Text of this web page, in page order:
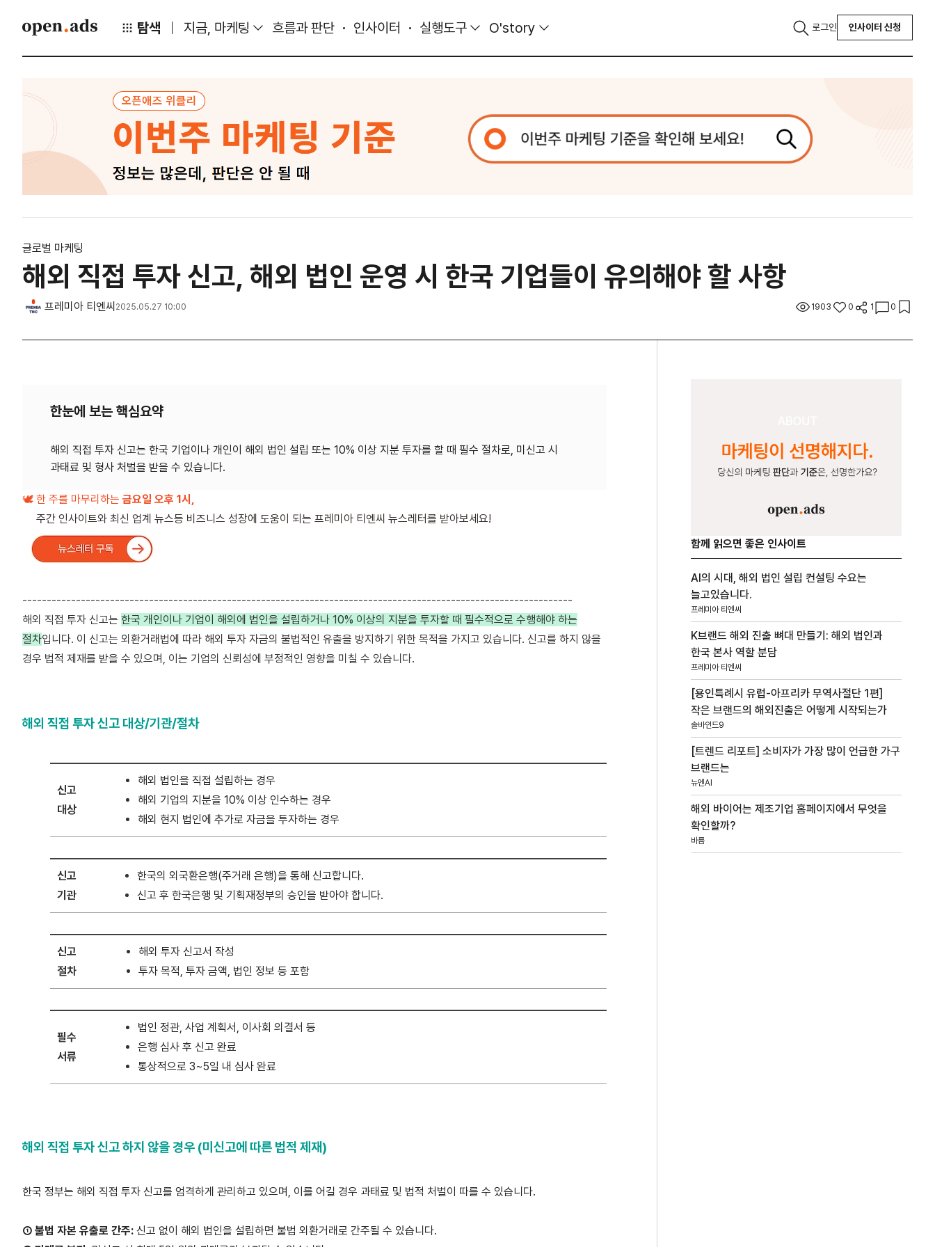
탐색 지금, 마케팅 흐름과 판단 인사이터 실행도구 O'story 로그인 인사이터 신청
글로벌 마케팅
해외 직접 투자 신고, 해외 법인 운영 시 한국 기업들이 유의해야 할 사항
프레미아 티엔씨 2025.05.27 10:00 1903 0 1 0
한눈에 보는 핵심요약
해외 직접 투자 신고는 한국 기업이나 개인이 해외 법인 설립 또는 10% 이상 지분 투자를 할 때 필수 절차로, 미신고 시
🕊️ 한 주를 마무리하는 금요일 오후 1시,
주간 인사이트와 최신 업계 뉴스등 비즈니스 성장에 도움이 되는 프레미아 티엔씨 뉴스레터를 받아보세요!
-----------------------------------------------------------------------------------------------------------------
해외 직접 투자 신고는 한국 개인이나 기업이 해외에 법인을 설립하거나 10% 이상의 지분을 투자할 때 필수적으로 수행해야 하는
절차입니다. 이 신고는 외환거래법에 따라 해외 투자 자금의 불법적인 유출을 방지하기 위한 목적을 가지고 있습니다. 신고를 하지 않을
경우 법적 제재를 받을 수 있으며, 이는 기업의 신뢰성에 부정적인 영향을 미칠 수 있습니다.
해외 직접 투자 신고 대상/기관/절차
신고
대상
해외 법인을 직접 설립하는 경우
해외 기업의 지분을 10% 이상 인수하는 경우
해외 현지 법인에 추가로 자금을 투자하는 경우
신고
기관
한국의 외국환은행(주거래 은행)을 통해 신고합니다.
신고 후 한국은행 및 기획재정부의 승인을 받아야 합니다.
신고
절차
해외 투자 신고서 작성
투자 목적, 투자 금액, 법인 정보 등 포함
필수
서류
법인 정관, 사업 계획서, 이사회 의결서 등
은행 심사 후 신고 완료
통상적으로 3~5일 내 심사 완료
해외 직접 투자 신고 하지 않을 경우 (미신고에 따른 법적 제재)
한국 정부는 해외 직접 투자 신고를 엄격하게 관리하고 있으며, 이를 어길 경우 과태료 및 법적 처벌이 따를 수 있습니다.
① 불법 자본 유출로 간주: 신고 없이 해외 법인을 설립하면 불법 외환거래로 간주될 수 있습니다.
함께 읽으면 좋은 인사이트
AI의 시대, 해외 법인 설립 컨설팅 수요는
늘고있습니다.
프레미아 티엔씨
K브랜드 해외 진출 뼈대 만들기: 해외 법인과
한국 본사 역할 분담
프레미아 티엔씨
[용인특례시 유럽-아프리카 무역사절단 1편]
작은 브랜드의 해외진출은 어떻게 시작되는가
솔바인드9
[트렌드 리포트] 소비자가 가장 많이 언급한 가구
브랜드는
뉴엔AI
해외 바이어는 제조기업 홈페이지에서 무엇을
확인할까?
바름